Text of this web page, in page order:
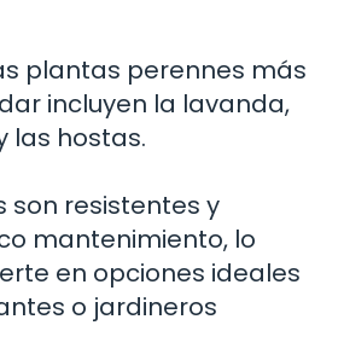
plantas perennes más
incluyen la lavanda,
las hostas.
son resistentes y
mantenimiento, lo
en opciones ideales
o jardineros